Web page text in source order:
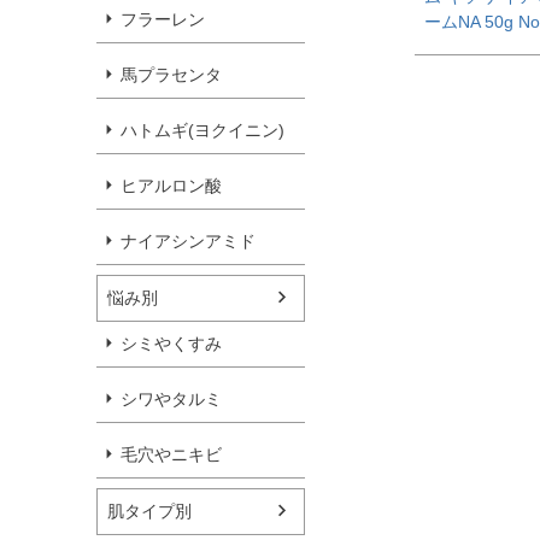
フラーレン
馬プラセンタ
ハトムギ(ヨクイニン)
ヒアルロン酸
ナイアシンアミド
悩み別
シミやくすみ
シワやタルミ
毛穴やニキビ
肌タイプ別
ームNA 50g